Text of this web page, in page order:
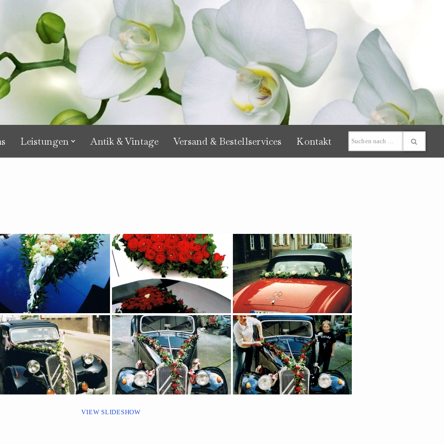
Leistungen Antik & Vintage Versand & Bestellservices Kontakt
VIEW SLIDESHOW